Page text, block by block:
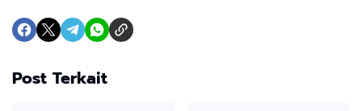
Post Terkait